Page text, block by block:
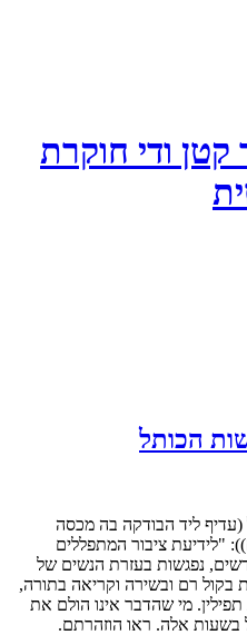
קטן ודי חוקרת
הכותל
ליד הבודקה בה מכסה
"לידיעת ציבור המתפללים
נפגשות בעזרת הנשים של
רם ובשירה וקריאה בתורה,
מי שהדבר אינו הולם את
בשעות אלה. ראו הוזהרתם.